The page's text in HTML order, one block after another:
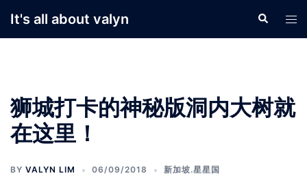
It's all about valyn Search
狮城打卡的神秘版洞内大树就
在这里！
BY VALYN LIM 06/09/2018 新加坡.星星国